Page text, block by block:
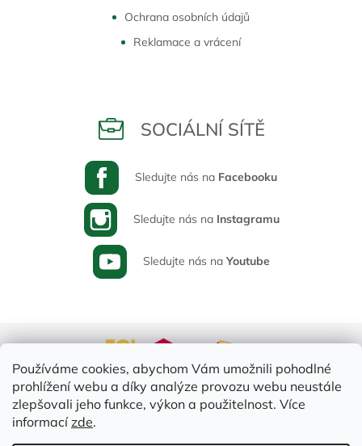
Používáme cookies, abychom Vám umožnili pohodlné
prohlížení webu a díky analýze provozu webu neustále
zlepšovali jeho funkce, výkon a použitelnost. Více
informacízde.
Ochrana osobních údajů
Reklamace a vrácení
SOCIÁLNÍ SÍTĚ
Sledujte nás na Facebooku
Sledujte nás na Instagramu
Sledujte nás na Youtube